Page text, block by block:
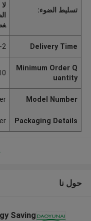
تسليط الضوء:
Delivery Time
Minimum Order Q
uantity
Model Number
Packaging Details
حول نا
Saving